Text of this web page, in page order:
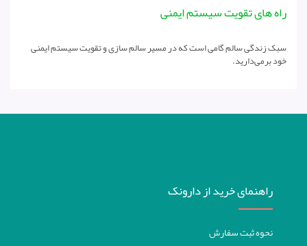
راه های تقویت سیستم ایمنی
سبک زندگی سالم گامی است که در مسیر سالم سازی و تقویت سیستم ایمنی
خود برمی‌دارید.
راهنمای خرید از دارونک
نحوه ثبت سفارش